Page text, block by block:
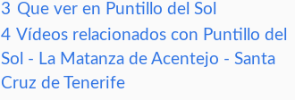
3 Que ver en Puntillo del Sol
4 Vídeos relacionados con Puntillo del
Sol - La Matanza de Acentejo - Santa
Cruz de Tenerife